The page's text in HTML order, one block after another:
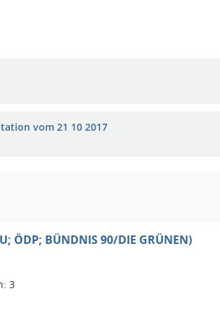
vom 21 10 2017
BÜNDNIS 90/DIE GRÜNEN)
3